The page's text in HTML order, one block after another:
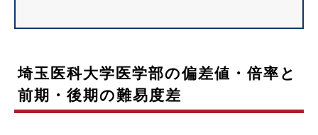
埼玉医科大学医学部の偏差値・倍率と
前期・後期の難易度差